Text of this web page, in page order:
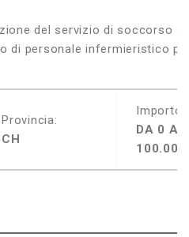
del servizio di soccorso
di personale infermieristico
Provincia:
CH
Importo:
DA 0 A
100.000